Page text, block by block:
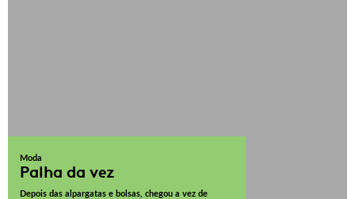
Moda
Palha da vez
Depois das alpargatas e bolsas, chegou a vez de